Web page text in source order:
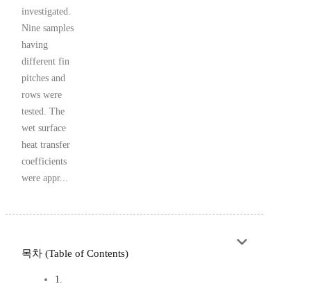
investigated.
Nine samples
having
different fin
pitches and
rows were
tested. The
wet surface
heat transfer
coefficients
were appr...
목차 (Table of Contents)
1.